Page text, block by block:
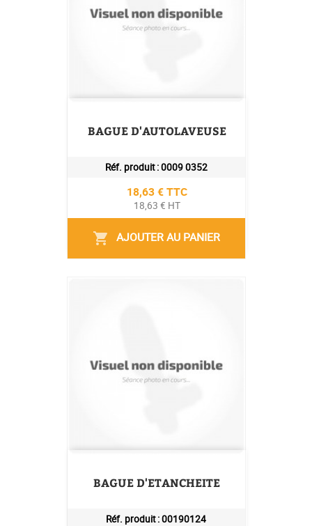
BAGUE D'AUTOLAVEUSE
Réf. produit :0009 0352
Prix
18,63 € TTC
18,63 € HT
shopping_cart AJOUTER AU PANIER
BAGUE D'ETANCHEITE
Réf. produit :00190124